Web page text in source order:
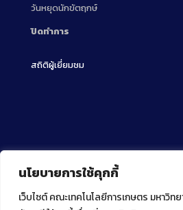
นโยบายการใช้คุกกี้
เว็บไซต์ คณะเทคโนโลยีการเกษตร มหาวิท
วันหยุดนักขัตฤกษ์
ปิดทำการ
สถิติผู้เยี่ยมชม